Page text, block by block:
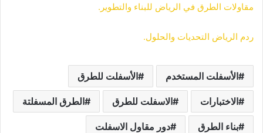
مقاولات الطرق في الرياض للبناء والتطوير.
ردم الرياض التحديات والحلول.
الأسفلت المستخدم الأسفلت للطرق
الاختبارات الاسفلت للطرق الطرق المسفلتة
بناء الطرق دور مقاول الاسفلت